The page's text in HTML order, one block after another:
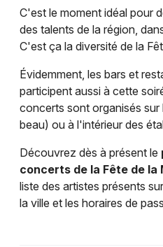
C'est le moment idéal pour
des talents de la région,
C'est ça la diversité de la
Évidemment, les bars et
participent aussi à cette
concerts sont organisés
beau) ou à l'intérieur des
Découvrez dès à présent le
concerts de la Fête de la
liste des artistes présents
la ville et les horaires de